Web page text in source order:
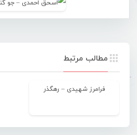
مطالب مرتبط
فرامرز شهیدی – رهگذر